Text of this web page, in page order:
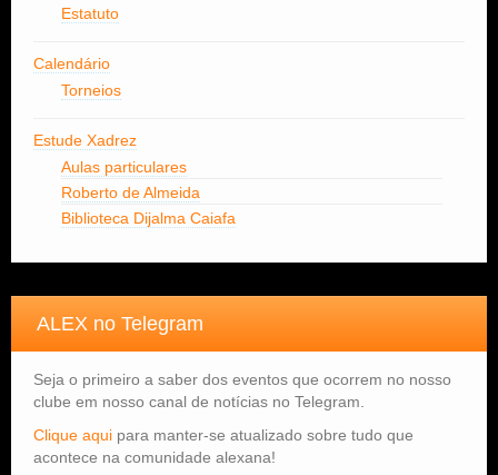
Estatuto
Calendário
Torneios
Estude Xadrez
Aulas particulares
Roberto de Almeida
Biblioteca Dijalma Caiafa
ALEX no Telegram
Seja o primeiro a saber dos eventos que ocorrem no nosso
clube em nosso canal de notícias no Telegram.
Clique aqui para manter-se atualizado sobre tudo que
acontece na comunidade alexana!